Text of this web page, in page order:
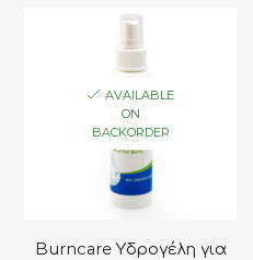
AVAILABLE
ON
BACKORDER
Burncare Υδρογέλη για